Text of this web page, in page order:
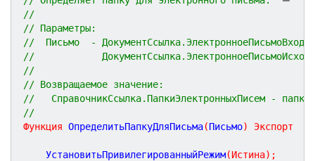
//
// Параметры:
//  Письмо  -
//
//
// Возвращаемое значение:
//   СправочникСсылка.ПапкиЭлектронныхПисем -
//
Функция ОпределитьПапкуДляПисьма(Письмо) Экспорт
	УстановитьПривилегированныйРежим
(Истина) ;